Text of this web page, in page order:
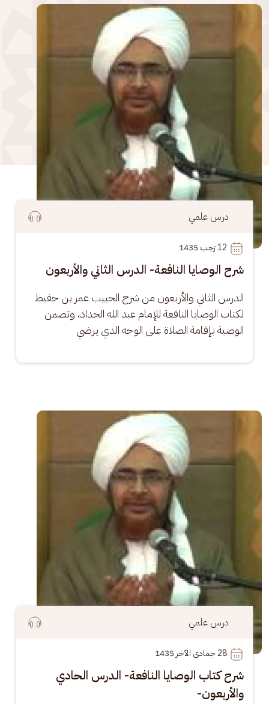
الصورة
درس علمي
12 رَجب 1435
شرح الوصايا النافعة- الدرس الثاني والأربعون
الدرس الثاني والأربعون من شرح الحبيب عمر بن حفيظ
لكتاب الوصايا النافعة للإمام عبد الله الحداد، وتضمن
الوصية بإقامة الصلاة على الوجه الذي يرضي
الصورة
درس علمي
28
شرح كتاب الوصايا النافعة- الدرس الحادي
والأربعون-